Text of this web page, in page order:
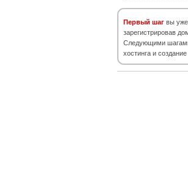
Первый шаг вы уже
зарегистрировав
Следующими
хостинга и создание